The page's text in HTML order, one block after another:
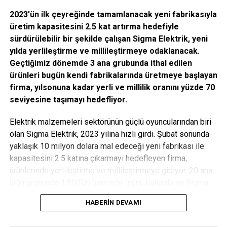
KNX ile gözünüz arkada kalmasın!
Ev dışında ya da seyahatteyken bile evinizi
gözlemleyebileceğiniz akıllı işlevleri bünyesinde
barındıran KNX ile evde olmadığınız zamanlarda da
evinizin güvende olduğunu kontrol edebilirsiniz.
Sensörler fırtınaları veya aşırı güneş ışığını algılayarak
panjurları ve jaluzileri otomatik olarak indirdiği için
evinizden uzaktayken de rahat olabilirsiniz. Bahçenizin
aydınlatma ve sulama sistemini de dokunmatik panel
üzerinden kontrol edebilirsiniz.
KNX, senaryo kontrolleri sayesinde sihirli bir dünyanın
kapılarını aralıyor. TV izlemek, kitap okumak, akşamı
2023’ün ilk çeyreğinde tamamlanacak yeni fabrikasıyla
üretim kapasitesini 2.5 kat artırma hedefiyle
sürdürülebilir bir şekilde çalışan Sigma Elektrik, yeni
yılda yerlileştirme ve millileştirmeye odaklanacak.
Geçtiğimiz dönemde 3 ana grubunda ithal edilen
ürünleri bugün kendi fabrikalarında üretmeye başlayan
firma, yılsonuna kadar yerli ve millilik oranını yüzde 70
seviyesine taşımayı hedefliyor.
Elektrik malzemeleri sektörünün güçlü oyuncularından biri
olan Sigma Elektrik, 2023 yılına hızlı girdi. Şubat sonunda
yaklaşık 10 milyon dolara mal edeceği yeni fabrikası ile
kapasitesini 2.5 katına çıkarmayı hedefleyen firma,
ürünlerinde yerlileştirme ve millileştirmeye gidiyor. 20 ana
Elektrik, bu yıl 3 ana ürün grubunda ürün gamını yüzde 10
artırarak yerli & millilik oranını yüzde 70’e çıkaracak. İç
HABERIN DEVAMI